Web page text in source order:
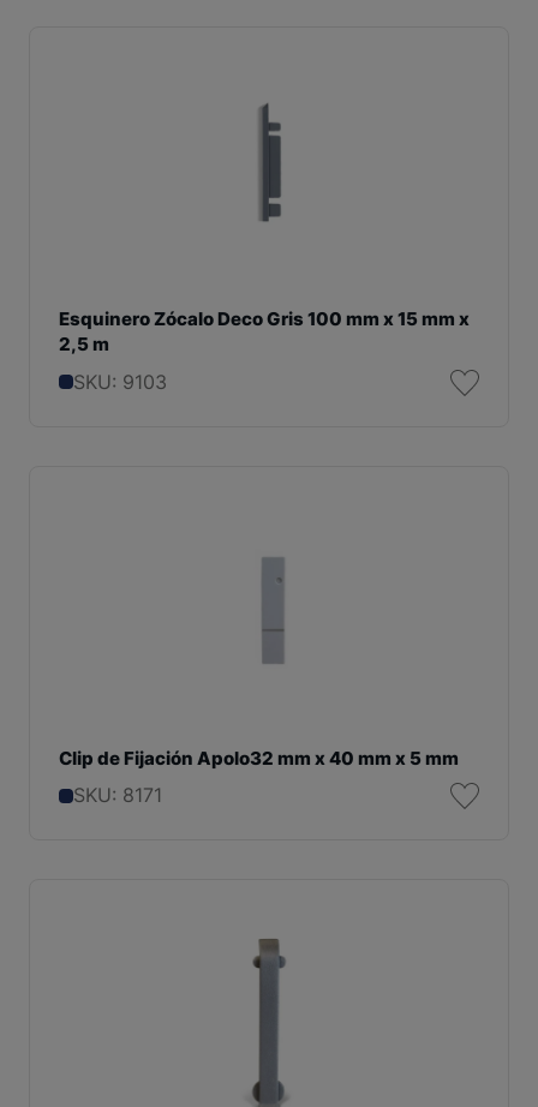
Esquinero Zócalo Deco Gris 100 mm x 15 mm x
2,5 m
SKU: 9103
Clip de Fijación Apolo32 mm x 40 mm x 5 mm
SKU: 8171